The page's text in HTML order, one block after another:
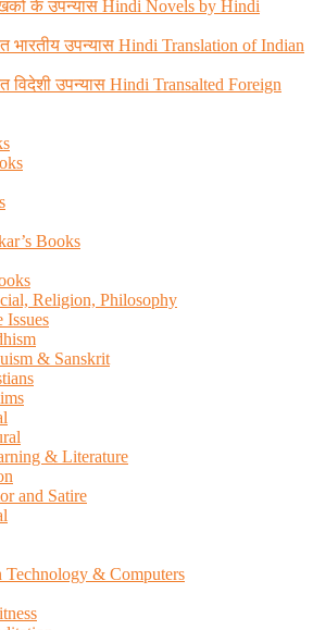
के उपन्यास Hindi Novels by Hindi
भारतीय उपन्यास Hindi Translation of Indian
विदेशी उपन्यास Hindi Transalted Foreign
Books
Religion, Philosophy
Issues
& Sanskrit
& Literature
and Satire
Technology & Computers